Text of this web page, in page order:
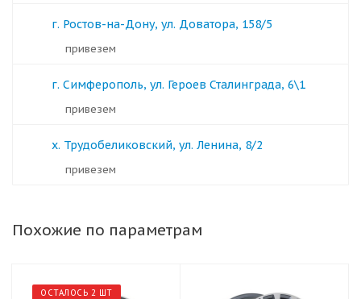
г. Ростов-на-Дону, ул. Доватора, 158/5
Привезем
г. Симферополь, ул. Героев Сталинграда, 6\1
Привезем
х. Трудобеликовский, ул. Ленина, 8/2
Привезем
Похожие по параметрам
ОСТАЛОСЬ 2 ШТ